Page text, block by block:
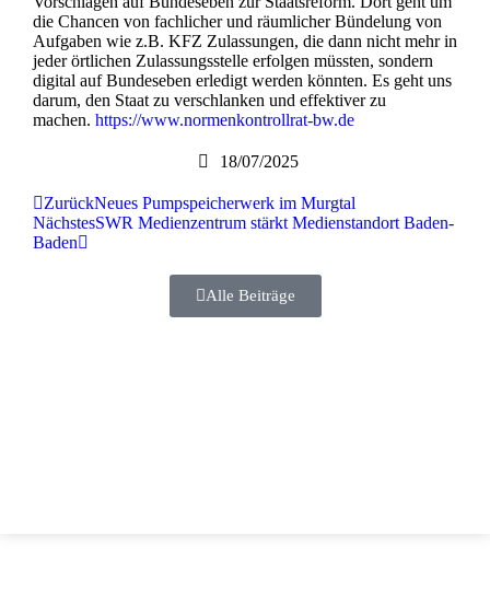
die Chancen von fachlicher und räumlicher Bündelung von
Aufgaben wie z.B. KFZ Zulassungen, die dann nicht mehr in
jeder örtlichen Zulassungsstelle erfolgen müssten, sondern
digital auf Bundeseben erledigt werden könnten. Es geht uns
darum, den Staat zu verschlanken und effektiver zu
machen. https://www.normenkontrollrat-bw.de
18/07/2025
ZurückNeues Pumpspeicherwerk im Murgtal
NächstesSWR Medienzentrum stärkt Medienstandort Baden-
Baden
Alle Beiträge